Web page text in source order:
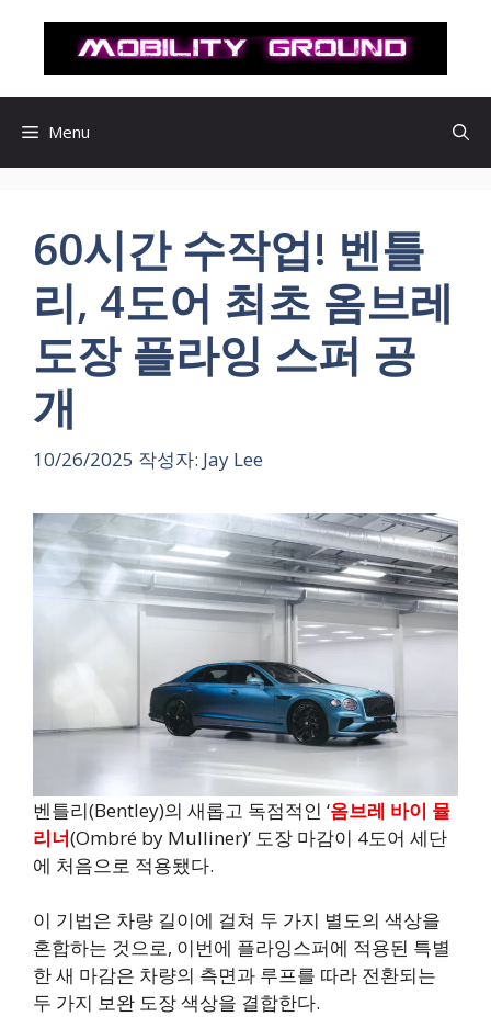
로
Menu
60시간 수작업! 벤틀
리, 4도어 최초 옴브레
도장 플라잉 스퍼 공
개
10/26/2025 작성자: Jay Lee
벤틀리(Bentley)의 새롭고 독점적인 ‘옴브레 바이 뮬
리너(Ombré by Mulliner)’ 도장 마감이 4도어 세단
에 처음으로 적용됐다.
이 기법은 차량 길이에 걸쳐 두 가지 별도의 색상을
혼합하는 것으로, 이번에 플라잉스퍼에 적용된 특별
한 새 마감은 차량의 측면과 루프를 따라 전환되는
두 가지 보완 도장 색상을 결합한다.